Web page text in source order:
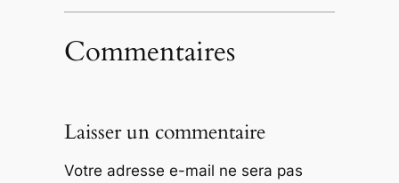
Commentaires
Laisser un commentaire
Votre adresse e-mail ne sera pas